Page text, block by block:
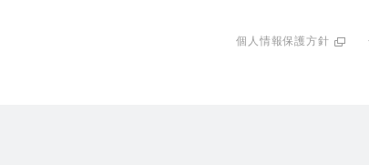
個人情報保護方針